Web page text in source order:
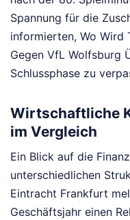
Spannung für die
informierten, Wo Wird
Gegen VfL Wolfsburg
Schlussphase zu
Wirtschaftliche
im Vergleich
Ein Blick auf die
unterschiedlichen
Eintracht Frankfurt
Geschäftsjahr einen